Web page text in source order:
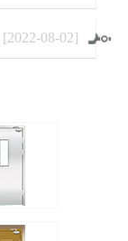
[2022-08-02]